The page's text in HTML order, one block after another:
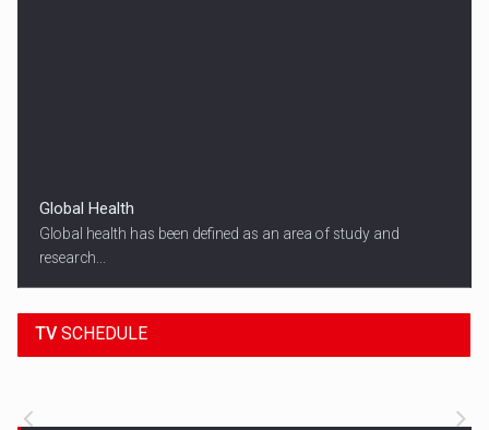
Global Health
Global health has been defined as an area of study and
research...
TV SCHEDULE
18:45
ALL THE LATEST SPORTS NEWS FROM